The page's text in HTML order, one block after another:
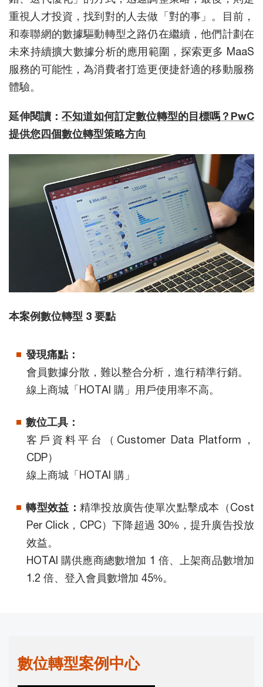
重視人才投資，找到對的人去做「對的事」。目前，
和泰聯網的數據驅動轉型之路仍在繼續，他們計劃在
未來持續擴大數據分析的應用範圍，探索更多 MaaS
服務的可能性，為消費者打造更便捷舒適的移動服務
體驗。
延伸閱讀： 不知道如何訂定數位轉型的目標嗎？PwC
提供您四個數位轉型策略方向
本案例數位轉型 3 要點
發現痛點：
會員數據分散，難以整合分析，進行精準行銷。
線上商城「HOTAI 購」用戶使用率不高。
數位工具：
客戶資料平台（Customer Data Platform，
CDP）
線上商城「HOTAI 購」
轉型效益： 精準投放廣告使單次點擊成本（Cost
Per Click，CPC）下降超過 30%，提升廣告投放
效益。
HOTAI 購供應商總數增加 1 倍、上架商品數增加
1.2 倍、登入會員數增加 45%。
數位轉型案例中心